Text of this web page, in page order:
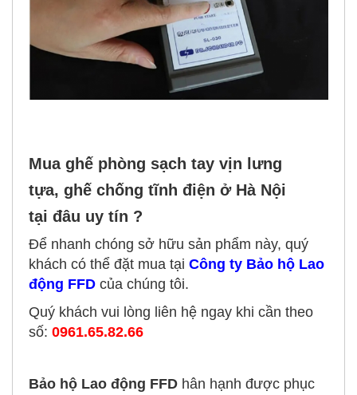
Mua ghế phòng sạch tay vịn lưng
tựa, ghế chống tĩnh điện ở Hà Nội
tại đâu uy tín ?
Để nhanh chóng sở hữu sản phẩm này, quý
khách có thể đặt mua tại Công ty Bảo hộ Lao
động FFD của chúng tôi.
Quý khách vui lòng liên hệ ngay khi cần theo
số: 0961.65.82.66
Bảo hộ Lao động FFD hân hạnh được phục